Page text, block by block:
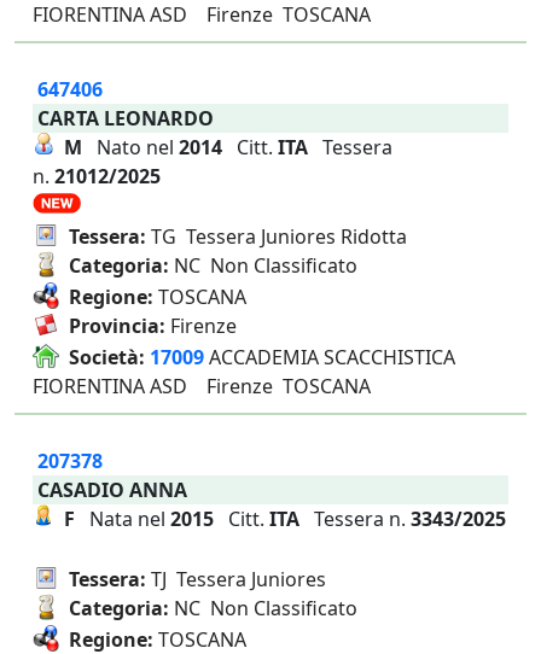
FIORENTINA ASD Firenze TOSCANA
647406
CARTA LEONARDO
M Nato nel 2014 Citt. ITA Tessera
n. 21012/2025
Tessera: TG Tessera Juniores Ridotta
Categoria: NC Non Classificato
Regione: TOSCANA
Provincia: Firenze
Società: 17009ACCADEMIA SCACCHISTICA
FIORENTINA ASD Firenze TOSCANA
207378
CASADIO ANNA
F Nata nel 2015 Citt. ITA Tessera n. 3343/2025
Tessera: TJ Tessera Juniores
Categoria: NC Non Classificato
Regione: TOSCANA